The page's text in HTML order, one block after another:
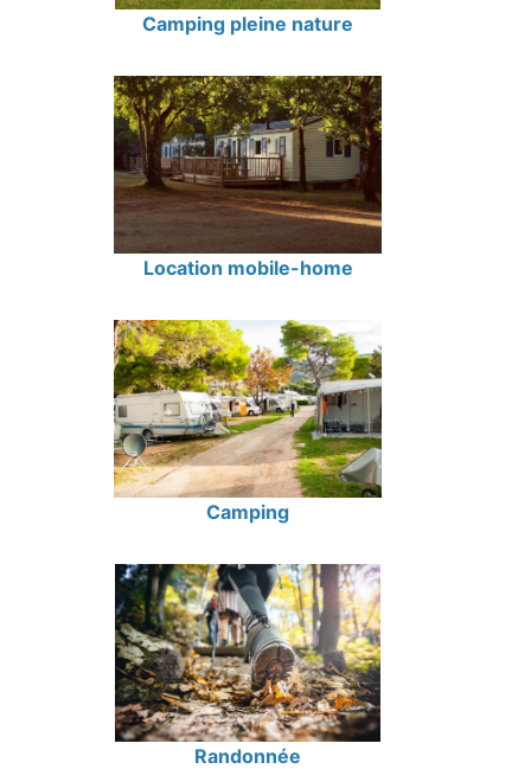
Camping pleine nature
Location mobile-home
Camping
Randonnée